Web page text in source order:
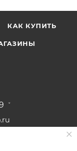
КАК КУПИТЬ
26/1